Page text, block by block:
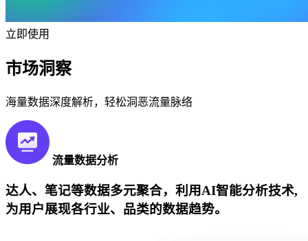
立即使用
市场洞察
海量数据深度解析，轻松洞恶流量脉络
流量数据分析
达人、笔记等数据多元聚合，利用AI智能分析技术,
为用户展现各行业、品类的数据趋势。